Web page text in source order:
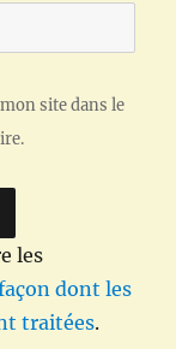
site dans le
les
dont les
traitées.